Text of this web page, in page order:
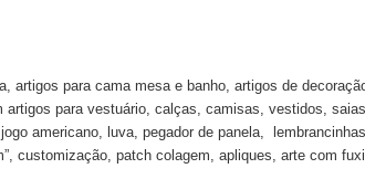
para cama mesa e banho, artigos de
para vestuário, calças, camisas, vestidos,
americano, luva, pegador de panela,
customização, patch colagem, apliques, arte com